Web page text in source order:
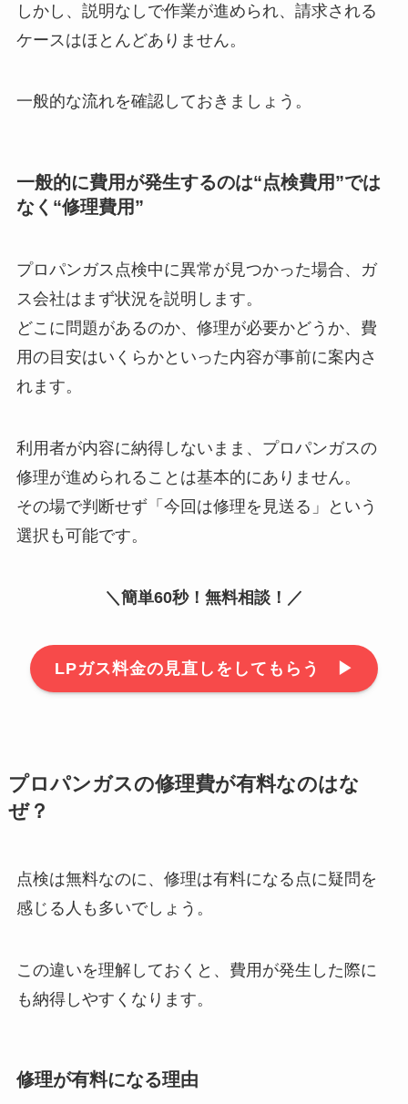
しかし、説明なしで作業が進められ、請求される
ケースはほとんどありません。
一般的な流れを確認しておきましょう。
一般的に費用が発生するのは“点検費用”では
なく“修理費用”
プロパンガス点検中に異常が見つかった場合、ガ
ス会社はまず状況を説明します。
どこに問題があるのか、修理が必要かどうか、費
用の目安はいくらかといった内容が事前に案内さ
れます。
利用者が内容に納得しないまま、プロパンガスの
修理が進められることは基本的にありません。
その場で判断せず「今回は修理を見送る」という
選択も可能です。
＼簡単60秒！無料相談！／
LPガス料金の見直しをしてもらう ▶︎
プロパンガスの修理費が有料なのはな
ぜ？
点検は無料なのに、修理は有料になる点に疑問を
感じる人も多いでしょう。
この違いを理解しておくと、費用が発生した際に
も納得しやすくなります。
修理が有料になる理由